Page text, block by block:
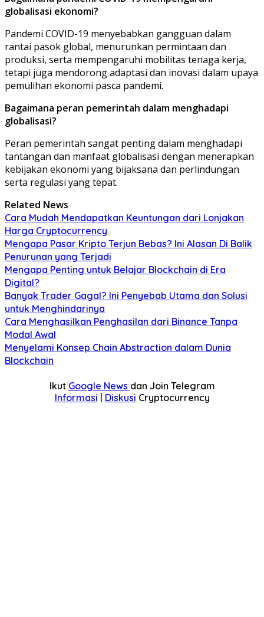
globalisasi ekonomi?
Pandemi COVID-19 menyebabkan gangguan dalam
rantai pasok global, menurunkan permintaan dan
produksi, serta mempengaruhi mobilitas tenaga kerja,
tetapi juga mendorong adaptasi dan inovasi dalam upaya
pemulihan ekonomi pasca pandemi.
Bagaimana peran pemerintah dalam menghadapi
globalisasi?
Peran pemerintah sangat penting dalam menghadapi
tantangan dan manfaat globalisasi dengan menerapkan
kebijakan ekonomi yang bijaksana dan perlindungan
serta regulasi yang tepat.
Related News
Cara Mudah Mendapatkan Keuntungan dari Lonjakan
Harga Cryptocurrency
Mengapa Pasar Kripto Terjun Bebas? Ini Alasan Di Balik
Penurunan yang Terjadi
Mengapa Penting untuk Belajar Blockchain di Era
Digital?
Banyak Trader Gagal? Ini Penyebab Utama dan Solusi
untuk Menghindarinya
Cara Menghasilkan Penghasilan dari Binance Tanpa
Modal Awal
Menyelami Konsep Chain Abstraction dalam Dunia
Blockchain
Ikut Google News dan Join Telegram
Informasi | Diskusi Cryptocurrency